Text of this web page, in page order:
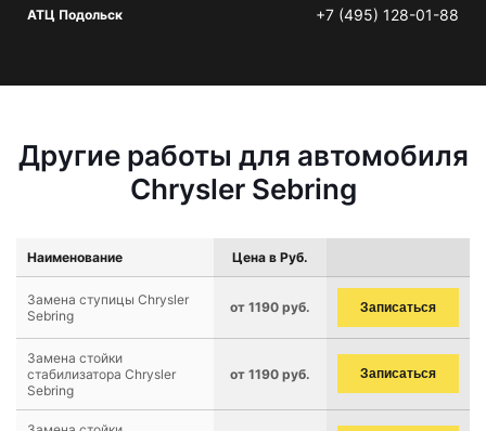
АТЦ Подольск +7 (495) 128-01-88
Другие работы для автомобиля
Chrysler Sebring
Наименование Цена в Руб.
Замена ступицы Chrysler
Sebring
от 1190 руб. Записаться
Замена стойки
стабилизатора Chrysler
Sebring
от 1190 руб. Записаться